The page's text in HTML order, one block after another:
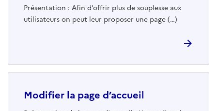
Présentation : Afin d’offrir plus de souplesse aux
utilisateurs on peut leur proposer une page (…)
Modifier la page d’accueil